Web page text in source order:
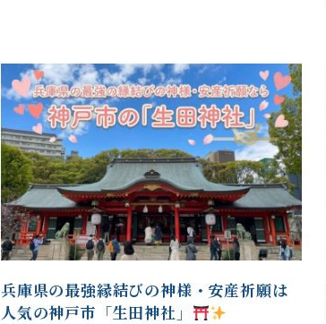
兵庫県の最強縁結びの神様・安産祈願は
人気の神戸市「生田神社」